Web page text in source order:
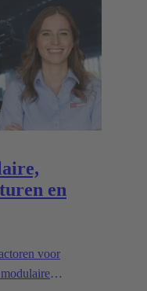
en
voor